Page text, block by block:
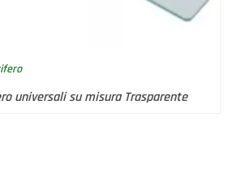
universali su misura Trasparente